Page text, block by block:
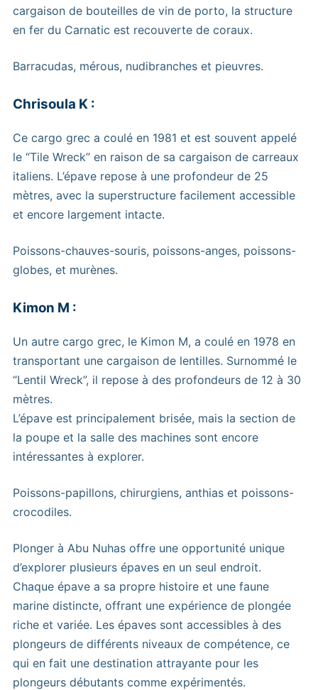
cargaison de bouteilles de vin de porto, la structure
en fer du Carnatic est recouverte de coraux.
Barracudas, mérous, nudibranches et pieuvres.
Chrisoula K :
Ce cargo grec a coulé en 1981 et est souvent appelé
le “Tile Wreck” en raison de sa cargaison de carreaux
italiens. L’épave repose à une profondeur de 25
mètres, avec la superstructure facilement accessible
et encore largement intacte.
Poissons-chauves-souris, poissons-anges, poissons-
globes, et murènes.
Kimon M :
Un autre cargo grec, le Kimon M, a coulé en 1978 en
transportant une cargaison de lentilles. Surnommé le
“Lentil Wreck”, il repose à des profondeurs de 12 à 30
mètres.
L’épave est principalement brisée, mais la section de
la poupe et la salle des machines sont encore
intéressantes à explorer.
Poissons-papillons, chirurgiens, anthias et poissons-
crocodiles.
Plonger à Abu Nuhas offre une opportunité unique
d’explorer plusieurs épaves en un seul endroit.
Chaque épave a sa propre histoire et une faune
marine distincte, offrant une expérience de plongée
riche et variée. Les épaves sont accessibles à des
plongeurs de différents niveaux de compétence, ce
qui en fait une destination attrayante pour les
plongeurs débutants comme expérimentés.